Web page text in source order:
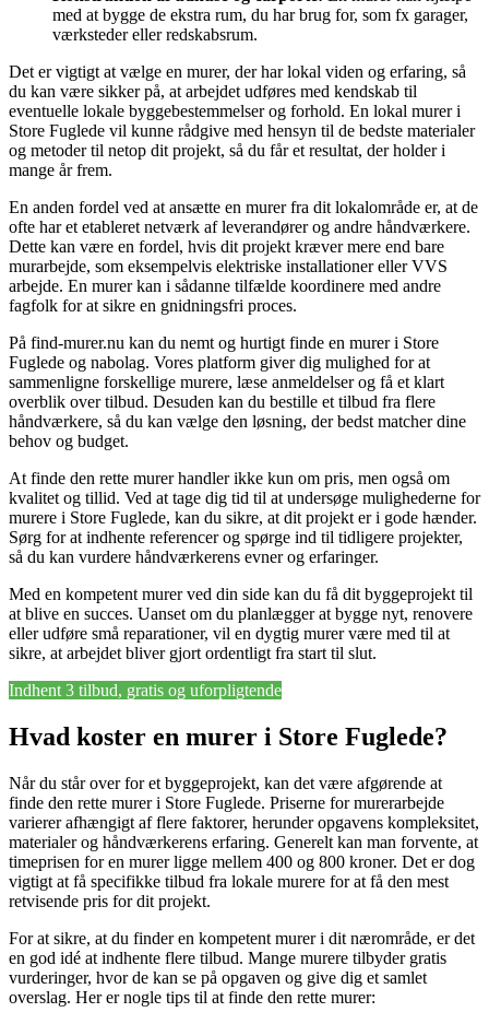
med at bygge de ekstra rum, du har brug for, som fx garager,
værksteder eller redskabsrum.
Det er vigtigt at vælge en murer, der har lokal viden og erfaring, så
du kan være sikker på, at arbejdet udføres med kendskab til
eventuelle lokale byggebestemmelser og forhold. En lokal murer i
Store Fuglede vil kunne rådgive med hensyn til de bedste materialer
og metoder til netop dit projekt, så du får et resultat, der holder i
mange år frem.
En anden fordel ved at ansætte en murer fra dit lokalområde er, at de
ofte har et etableret netværk af leverandører og andre håndværkere.
Dette kan være en fordel, hvis dit projekt kræver mere end bare
murarbejde, som eksempelvis elektriske installationer eller VVS
arbejde. En murer kan i sådanne tilfælde koordinere med andre
fagfolk for at sikre en gnidningsfri proces.
På find-murer.nu kan du nemt og hurtigt finde en murer i Store
Fuglede og nabolag. Vores platform giver dig mulighed for at
sammenligne forskellige murere, læse anmeldelser og få et klart
overblik over tilbud. Desuden kan du bestille et tilbud fra flere
håndværkere, så du kan vælge den løsning, der bedst matcher dine
behov og budget.
At finde den rette murer handler ikke kun om pris, men også om
kvalitet og tillid. Ved at tage dig tid til at undersøge mulighederne for
murere i Store Fuglede, kan du sikre, at dit projekt er i gode hænder.
Sørg for at indhente referencer og spørge ind til tidligere projekter,
så du kan vurdere håndværkerens evner og erfaringer.
Med en kompetent murer ved din side kan du få dit byggeprojekt til
at blive en succes. Uanset om du planlægger at bygge nyt, renovere
eller udføre små reparationer, vil en dygtig murer være med til at
sikre, at arbejdet bliver gjort ordentligt fra start til slut.
Indhent 3 tilbud, gratis og uforpligtende
Hvad koster en murer i Store Fuglede?
Når du står over for et byggeprojekt, kan det være afgørende at
finde den rette murer i Store Fuglede. Priserne for murerarbejde
varierer afhængigt af flere faktorer, herunder opgavens kompleksitet,
materialer og håndværkerens erfaring. Generelt kan man forvente, at
timeprisen for en murer ligge mellem 400 og 800 kroner. Det er dog
vigtigt at få specifikke tilbud fra lokale murere for at få den mest
retvisende pris for dit projekt.
For at sikre, at du finder en kompetent murer i dit nærområde, er det
en god idé at indhente flere tilbud. Mange murere tilbyder gratis
vurderinger, hvor de kan se på opgaven og give dig et samlet
overslag. Her er nogle tips til at finde den rette murer: